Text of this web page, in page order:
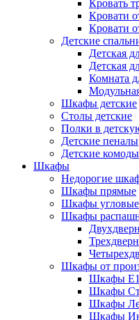
Кровать
Кровати
Кровати
Детские
Детская
Детская
Комната
Шкафы детские
Столы детские
Полки в
Детские пеналы
Детские комоды
Шкафы
Недорогие
Шкафы прямые
Шкафы угловые
Шкафы
Шкафы от
Шкафы E1
Шкафы
Шкафы
Шкафы